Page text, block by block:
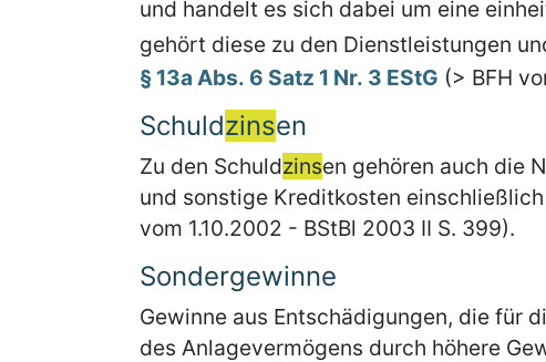
und handelt es sich dabei um eine
gehört diese zu den Dienstleistungen
§ 13a Abs. 6 Satz 1 Nr. 3 EStG (> BFH
Schuldzinsen
Zu den Schuldzinsen gehören auch die
und sonstige Kreditkosten
vom 1.10.2002 - BStBl 2003 II S. 399).
Sondergewinne
Gewinne aus Entschädigungen, die für
des Anlagevermögens durch höhere